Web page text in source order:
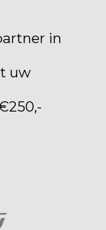
in
uw